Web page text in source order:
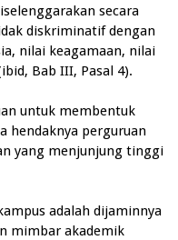
secara
diskriminatif dengan
nilai keagamaan, nilai
Bab III, Pasal 4).
untuk membentuk
hendaknya perguruan
yang menjunjung tinggi
adalah dijaminnya
mimbar akademik